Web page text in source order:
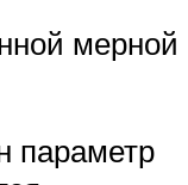
мерной
параметр